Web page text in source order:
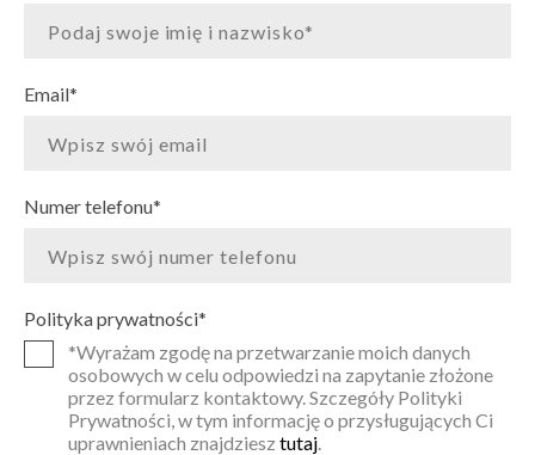
Email*
Numer telefonu*
Polityka prywatności*
*Wyrażam zgodę na przetwarzanie moich danych
osobowych w celu odpowiedzi na zapytanie złożone
przez formularz kontaktowy. Szczegóły Polityki
Prywatności, w tym informację o przysługujących Ci
uprawnieniach znajdziesz tutaj.